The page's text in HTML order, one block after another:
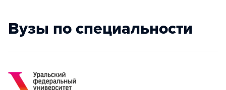
Вузы по специальности